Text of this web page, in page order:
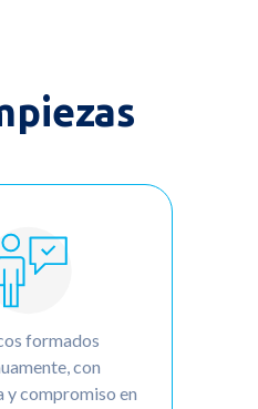
formados
con
y compromiso en